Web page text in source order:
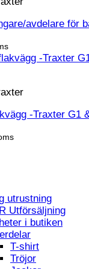
avdelare för
-Traxter G1
utrustning
Utförsäljning
i butiken
T-shirt
Tröjor